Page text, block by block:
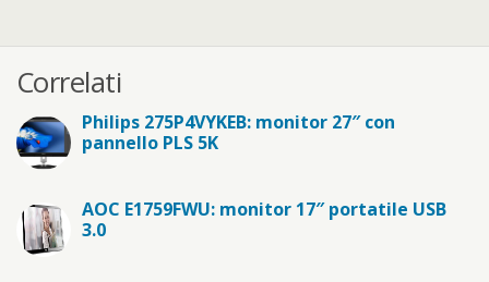
Correlati
Philips 275P4VYKEB: monitor 27″ con
pannello PLS 5K
AOC E1759FWU: monitor 17″ portatile USB
3.0